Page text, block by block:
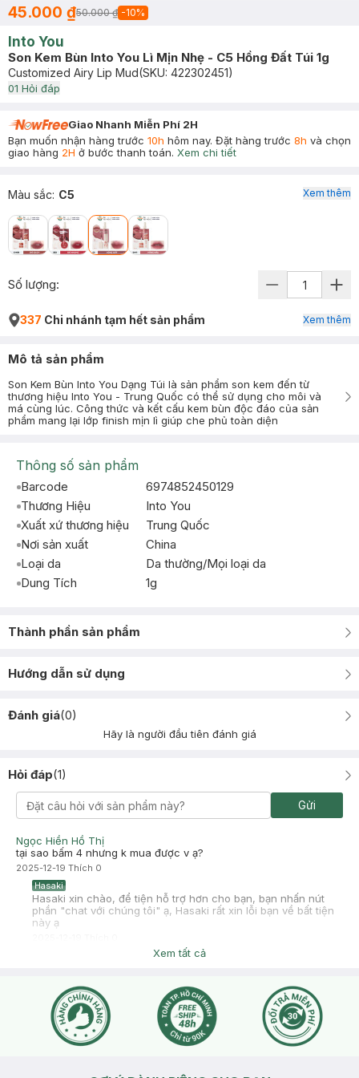
45.000 ₫50.000 ₫ -10%
Into You
Son Kem Bùn Into You Lì Mịn Nhẹ - C5 Hồng Đất Túi 1g
Customized Airy Lip Mud(SKU: 422302451)
01 Hỏi đáp
Giao Nhanh Miễn Phí 2H
Bạn muốn nhận hàng trước 10h hôm nay. Đặt hàng trước 8h và chọn
giao hàng 2H ở bước thanh toán. Xem chi tiết
Màu sắc: C5 Xem thêm
Số lượng:
337 Chi nhánh tạm hết sản phẩm Xem thêm
Mô tả sản phẩm
Son Kem Bùn Into You Dạng Túi là sản phẩm son kem đến từ
thương hiệu Into You - Trung Quốc có thể sử dụng cho môi và
má cùng lúc. Công thức và kết cấu kem bùn độc đáo của sản
phẩm mang lại lớp finish mịn lì giúp che phủ toàn diện
Thông số sản phẩm
Barcode
6974852450129
Thương Hiệu
Into You
Xuất xứ thương hiệu
Trung Quốc
Nơi sản xuất
China
Loại da
Da thường/Mọi loại da
Dung Tích
1g
Thành phần sản phẩm
Hướng dẫn sử dụng
Đánh giá(0)
Hãy là người đầu tiên đánh giá
Hỏi đáp(1)
Gửi
Ngọc Hiền Hồ Thị
tại sao bấm 4 nhưng k mua được v ạ?
2025-12-19 Thích 0
Hasaki
Hasaki xin chào, để tiện hỗ trợ hơn cho bạn, bạn nhấn nút
phần "chat với chúng tôi" ạ, Hasaki rất xin lỗi bạn về bất tiện
này ạ
Xem tất cả